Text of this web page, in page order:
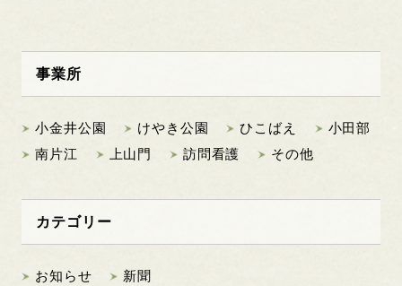
事業所
小金井公園 けやき公園 ひこばえ
小田部
南片江
上山門 訪問看護 その他
カテゴリー
お知らせ 新聞